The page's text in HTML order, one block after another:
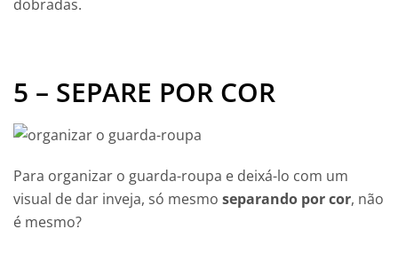
dobradas.
5 – SEPARE POR COR
Para organizar o guarda-roupa e deixá-lo com um
visual de dar inveja, só mesmo separando por cor, não
é mesmo?